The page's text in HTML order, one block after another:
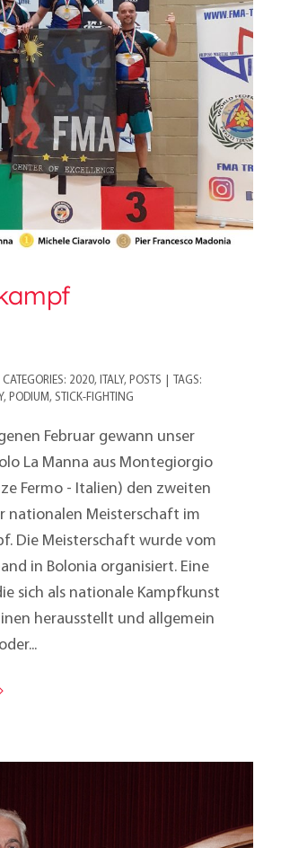
Stockkampf
CATEGORIES: 2020, ITALY, POSTS
TAGS:
, PODIUM, STICK-FIGHTING
Februar gewann unser
La Manna aus Montegiorgio
Fermo - Italien) den zweiten
nationalen Meisterschaft im
Die Meisterschaft wurde vom
in Bolonia organisiert. Eine
sich als nationale Kampfkunst
herausstellt und allgemein